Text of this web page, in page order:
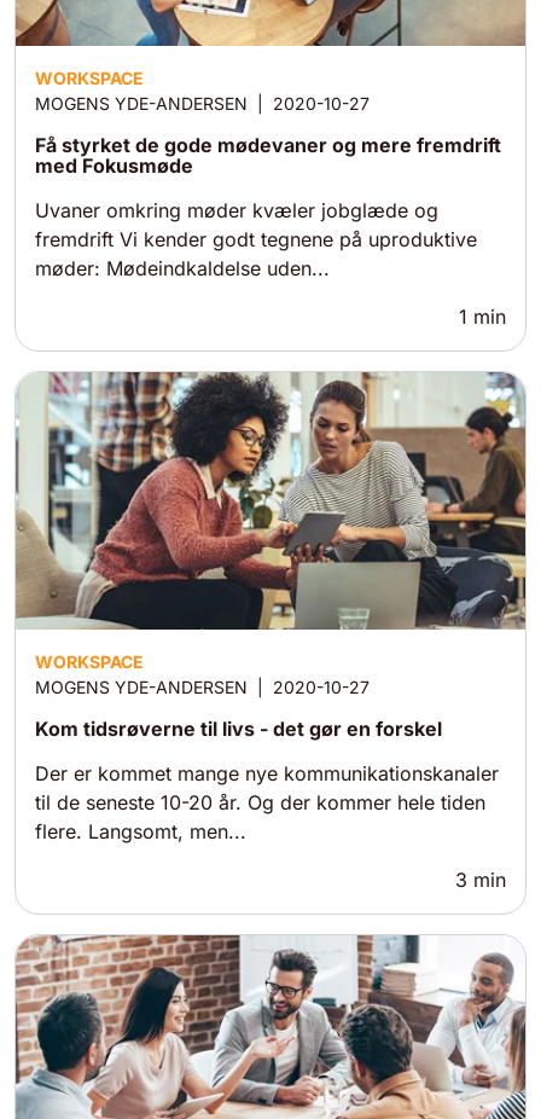
WORKSPACE
MOGENS YDE-ANDERSEN
2020-10-27
Få styrket de gode mødevaner og mere fremdrift
med Fokusmøde
Uvaner omkring møder kvæler jobglæde og
fremdrift Vi kender godt tegnene på uproduktive
møder: Mødeindkaldelse uden...
1 min
WORKSPACE
MOGENS YDE-ANDERSEN
2020-10-27
Kom tidsrøverne til livs - det gør en forskel
Der er kommet mange nye kommunikationskanaler
til de seneste 10-20 år. Og der kommer hele tiden
flere. Langsomt, men...
3 min